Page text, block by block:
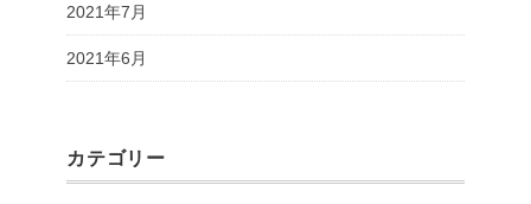
2021年7月
2021年6月
カテゴリー